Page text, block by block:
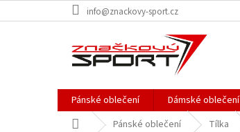
na
info@znackovy-sport.cz
Pánské oblečení Dámské oblečení
Domů Pánské oblečení Tílka